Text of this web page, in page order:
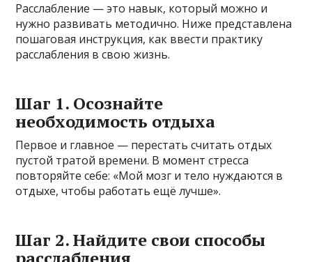
Расслабление — это навык, который можно и
нужно развивать методично. Ниже представлена
пошаговая инструкция, как ввести практику
расслабления в свою жизнь.
Шаг 1. Осознайте
необходимость отдыха
Первое и главное — перестать считать отдых
пустой тратой времени. В момент стресса
повторяйте себе: «Мой мозг и тело нуждаются в
отдыхе, чтобы работать ещё лучше».
Шаг 2. Найдите свои способы